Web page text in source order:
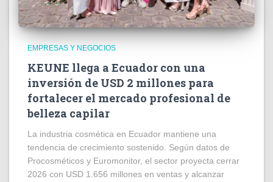
EMPRESAS Y NEGOCIOS
KEUNE llega a Ecuador con una
inversión de USD 2 millones para
fortalecer el mercado profesional de
belleza capilar
La industria cosmética en Ecuador mantiene una
tendencia de crecimiento sostenido. Según datos de
Procosméticos y Euromonitor, el sector proyecta cerrar
2026 con USD 1.656 millones en ventas y alcanzar